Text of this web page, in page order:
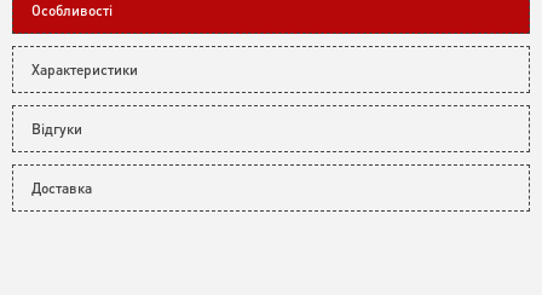
Особливості
Характеристики
Відгуки
Доставка